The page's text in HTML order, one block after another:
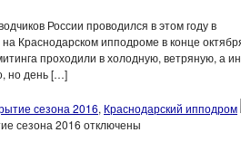
России проводился в этом году в
Краснодарском ипподроме в конце
проходили в холодную, ветряную, а
но день […]
сезона 2016, Краснодарский ипподром
сезона 2016 отключены